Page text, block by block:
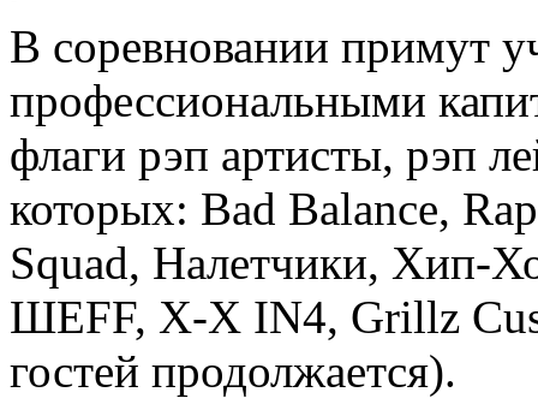
В соревновании примут
профессиональными
флаги рэп артисты, рэп
которых: Bad Balance,
Squad, Налетчики, Хип-
ШЕFF, Х-Х IN4, Grillz
гостей продолжается).